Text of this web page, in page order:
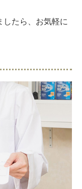
したら、お気軽に